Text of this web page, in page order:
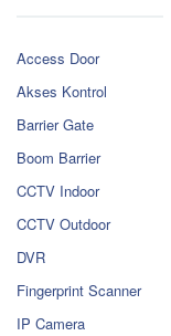
Access Door
Akses Kontrol
Barrier Gate
Boom Barrier
CCTV Indoor
CCTV Outdoor
DVR
Fingerprint Scanner
IP Camera